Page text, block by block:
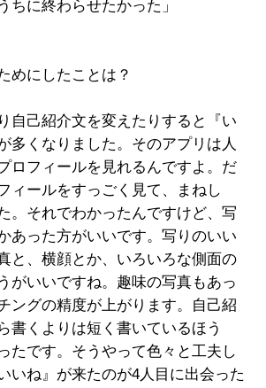
ちに終わらせたかった」
にしたことは？
自己紹介文を変えたりすると『い
多くなりました。そのアプリは人
ロフィールを見れるんですよ。だ
ィールをすっごく見て、まねし
。それでわかったんですけど、写
あった方がいいです。写りのいい
と、横顔とか、いろいろな側面の
がいいですね。趣味の写真もあっ
ングの精度が上がります。自己紹
書くよりは短く書いているほう
たです。そうやって色々と工夫し
いね』が来たのが4人目に出会った